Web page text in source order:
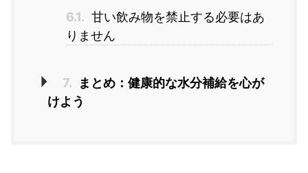
6.1. 甘い飲み物を禁止する必要はあ
りません
7.
まとめ：健康的な水分補給を心が
けよう